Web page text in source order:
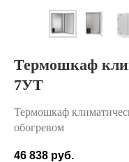
Термошкаф
7УТ
Термошкаф
обогревом
46 838 руб.